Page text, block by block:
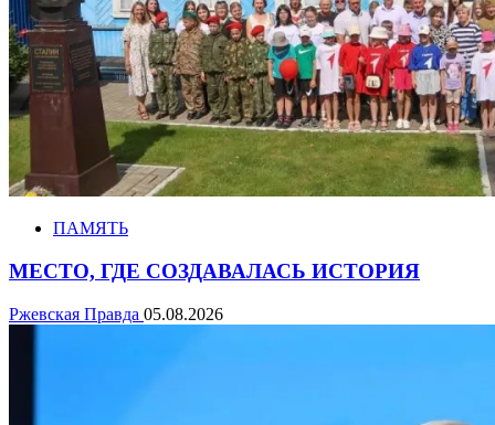
ПАМЯТЬ
МЕСТО, ГДЕ СОЗДАВАЛАСЬ ИСТОРИЯ
Ржевская Правда 05.08.2026